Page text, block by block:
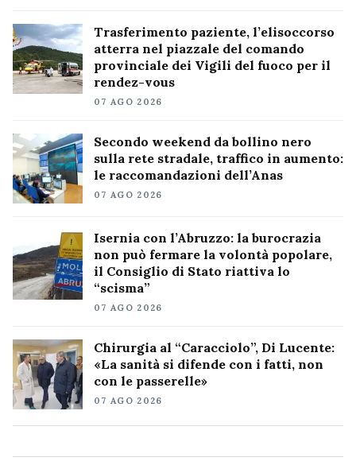
Trasferimento paziente, l’elisoccorso
atterra nel piazzale del comando
provinciale dei Vigili del fuoco per il
rendez-vous
07 AGO 2026
Secondo weekend da bollino nero
sulla rete stradale, traffico in aumento:
le raccomandazioni dell’Anas
07 AGO 2026
Isernia con l’Abruzzo: la burocrazia
non può fermare la volontà popolare,
il Consiglio di Stato riattiva lo
“scisma”
07 AGO 2026
Chirurgia al “Caracciolo”, Di Lucente:
«La sanità si difende con i fatti, non
con le passerelle»
07 AGO 2026